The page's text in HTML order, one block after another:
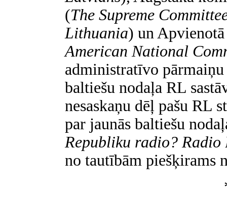
(The Supreme
Lithuania) un
American National
administratīvo
baltiešu nodaļa RL
nesaskaņu dēļ pašu RL
par jaunās baltiešu
Republiku radio?
no tautībām piešķirams